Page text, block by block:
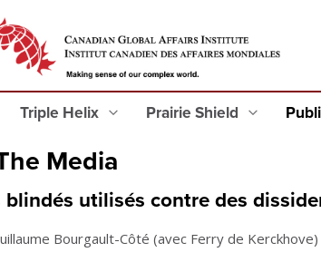
Triple Helix Prairie Shield
Media
blindés utilisés contre des
Bourgault-Côté (avec Ferry de Kerckhove)